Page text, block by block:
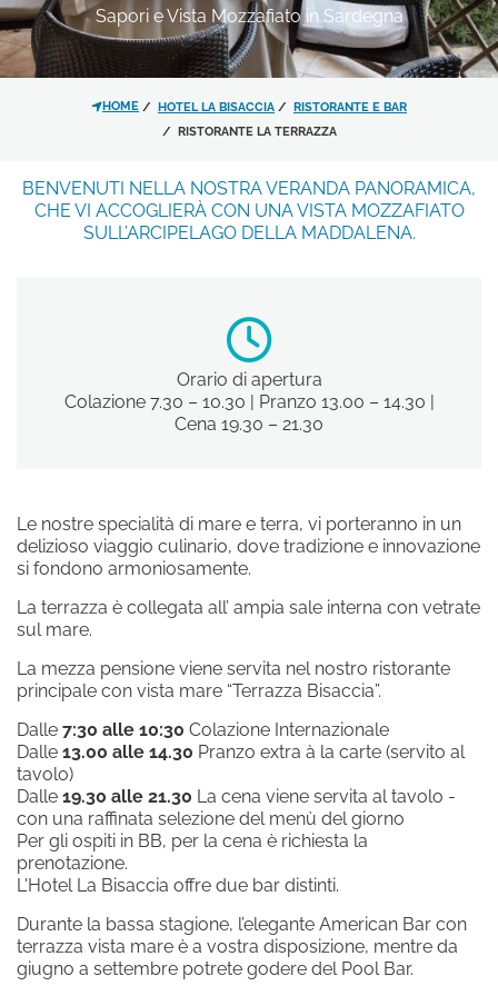
MESSAGGIO*
Acconsento al trattamento dei
dati come risultante dell'informativa
per le finalità di invio di
Iscrivimi alla newsletter!
SCOPRI I NOSTRI HOTEL
Hotel La Bisaccia
Club Hotel
Grand Relais dei Nuraghi
BAJA LIVING APARTMENT
TORNA ALLA HOMEPAGE DEL GRUPPO
SEGUICI SUI SOCIAL
Sapori e Vista Mozzafiato in Sardegna
HOME HOTEL LA BISACCIA
RISTORANTE E BAR
RISTORANTE LA TERRAZZA
BENVENUTI NELLA NOSTRA VERANDA PANORAMICA,
CHE VI ACCOGLIERÀ CON UNA VISTA MOZZAFIATO
SULL’ARCIPELAGO DELLA MADDALENA.
Orario di apertura
Colazione 7.30 – 10.30 | Pranzo 13.00 – 14.30 |
Cena 19.30 – 21.30
Le nostre specialità di mare e terra, vi porteranno in un
delizioso viaggio culinario, dove tradizione e innovazione
si fondono armoniosamente.
La terrazza è collegata all’ ampia sale interna con vetrate
sul mare.
La mezza pensione viene servita nel nostro ristorante
principale con vista mare “Terrazza Bisaccia”.
Dalle 7:30 alle 10:30 Colazione Internazionale
Dalle 13.00 alle 14.30 Pranzo extra à la carte (servito al
tavolo)
Dalle 19.30 alle 21.30 La cena viene servita al tavolo -
con una raffinata selezione del menù del giorno
Per gli ospiti in BB, per la cena è richiesta la
prenotazione.
L'Hotel La Bisaccia offre due bar distinti.
Durante la bassa stagione, l’elegante American Bar con
terrazza vista mare è a vostra disposizione, mentre da
giugno a settembre potrete godere del Pool Bar.